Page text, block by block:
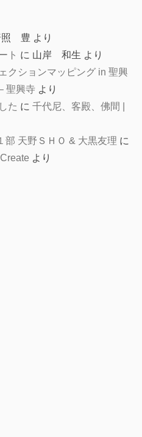
照 豊 より
ト に 山岸 和生 より
クションマッピング in 聖興
聖興寺 より
た に 千代尼、客殿、佛間 |
部 天野ＳＨＯ & 大黒友理 に
より